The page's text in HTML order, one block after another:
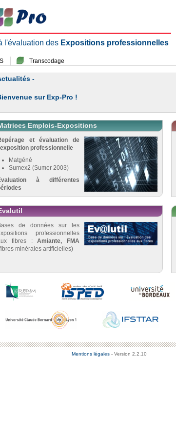
l'évaluation des Expositions professionnelles
Transcodage
-
sur Exp-Pro !
Emplois-Expositions
et évaluation de
professionnelle
Matgéné
Sumex2 (Sumer 2003)
à différentes
de données sur les
professionnelles
fibres :Amiante, FMA
minérales artificielles)
Mentions légales - Version 2.2.10